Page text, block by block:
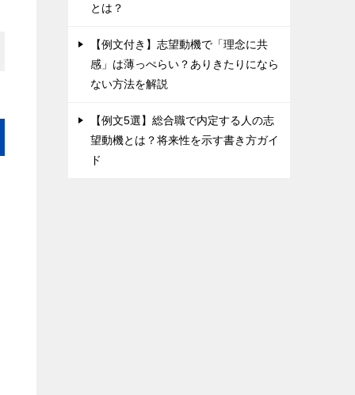
とは？
【例文付き】志望動機で「理念に共
感」は薄っぺらい？ありきたりになら
ない方法を解説
【例文5選】総合職で内定する人の志
望動機とは？将来性を示す書き方ガイ
ド